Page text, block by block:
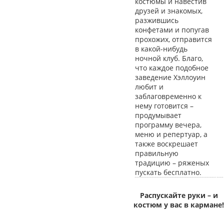
друзей и знакомых,
разжившись
конфетами и попугав
прохожих, отправится
в какой-нибудь
ночной клуб. Благо,
что каждое подобное
заведение Хэллоуин
любит и
заблаговременно к
нему готовится –
продумывает
программу вечера,
меню и репертуар, а
также воскрешает
правильную
традицию – ряженых
пускать бесплатно.
Распускайте руки – и
костюм у вас в кармане!